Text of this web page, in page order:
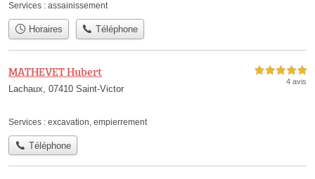
Services : assainissement
Horaires Téléphone
MATHEVET Hubert
Lachaux, 07410 Saint-Victor
5,0 étoiles sur 5
4 avis
Services : excavation empierrement
Téléphone